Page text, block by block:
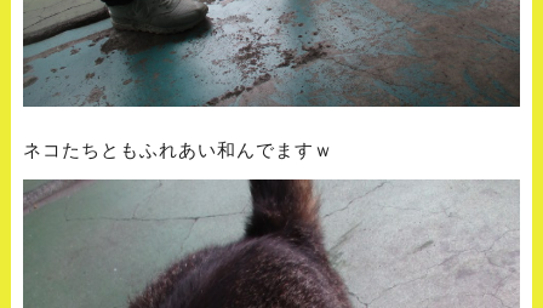
ネコたちともふれあい和んでますｗ